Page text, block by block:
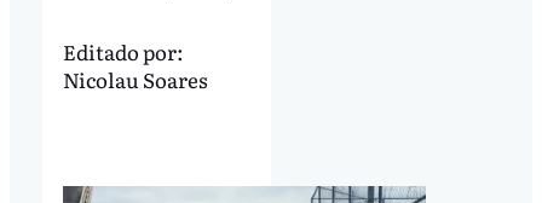
Editado por:
Nicolau Soares